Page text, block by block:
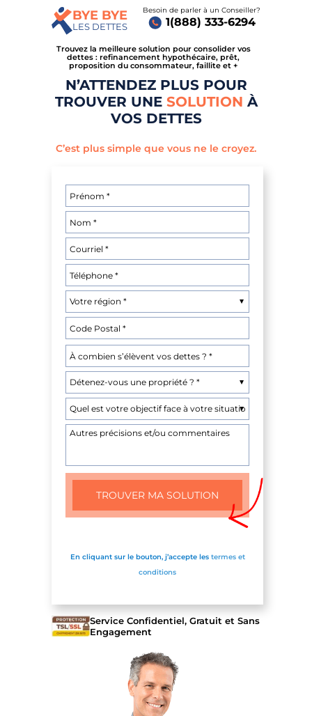
Besoin de parler à un Conseiller?
1(888) 333-6294
BYE BYE
LES DETTES
Trouvez la meilleure solution pour consolider vos
dettes : refinancement hypothécaire, prêt,
proposition du consommateur, faillite et +
N’ATTENDEZ PLUS POUR
TROUVER UNE SOLUTION À
VOS DETTES
C’est plus simple que vous ne le croyez.
En cliquant sur le bouton, j’accepte les termes et
conditions
Service Confidentiel, Gratuit et Sans
Engagement